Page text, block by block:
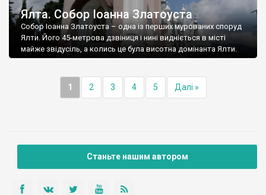
Ялта. Собор Іоанна Златоуста
Собор Іоанна Златоуста – одна із перших мурованих споруд
Ялти. Його 45-метрова дзвіниця і нині видніється в місті
майже звідусіль, а колись це була висотна домінанта Ялти.
1 2 3 4 5 Далі »
Станьте нашим автором